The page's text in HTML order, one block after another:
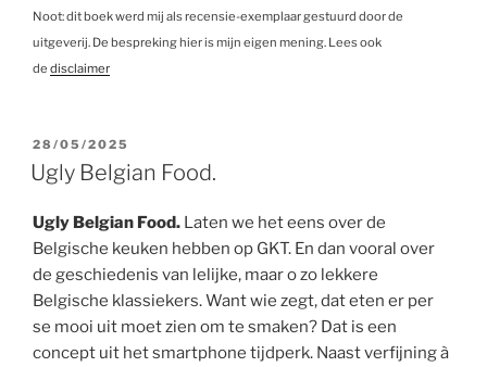
Noot: dit boek werd mij als recensie-exemplaar gestuurd door de
uitgeverij. De bespreking hier is mijn eigen mening. Lees ook
de disclaimer
GEPLAATST
OP
28/05/2025
Ugly Belgian Food.
Ugly Belgian Food. Laten we het eens over de
Belgische keuken hebben op GKT. En dan vooral over
de geschiedenis van lelijke, maar o zo lekkere
Belgische klassiekers. Want wie zegt, dat eten er per
se mooi uit moet zien om te smaken? Dat is een
concept uit het smartphone tijdperk. Naast verfijning à